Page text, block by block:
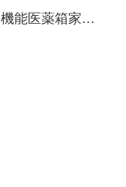
亮輪多機能医薬箱家庭用救急薬品収納箱透明テレビ医薬収納箱トランペットホワイトダブル